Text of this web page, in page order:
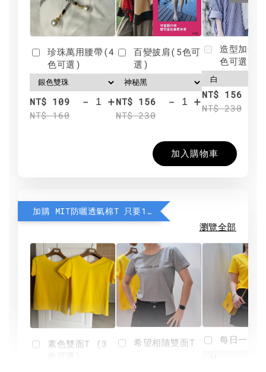
珍珠萬用腰帶(4
色可選)
NT$ 109
NT$ 160
- +
百變披肩(5色可
選)
NT$ 156
NT$ 230
- +
造型加分
色可選)
NT$ 156
NT$ 230
加入購物車
加購 MIT防曬透氣棉T 只要190元
瀏覽全部
素色雙面T (3
希望相隨雙面T 每日一笑